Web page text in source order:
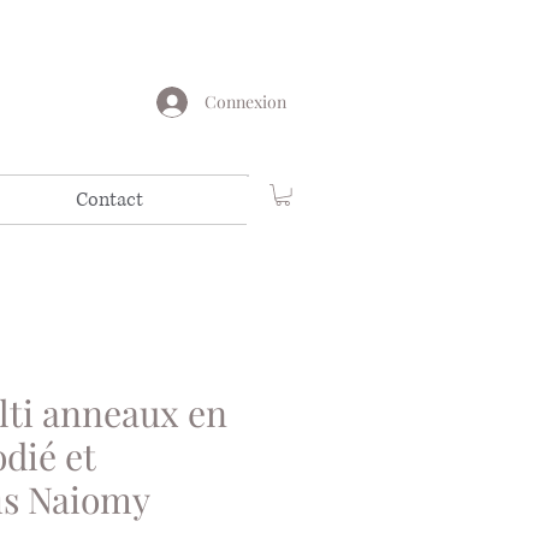
Connexion
Contact
anneaux en
et
Naiomy